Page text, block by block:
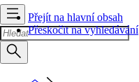
Přejít na hlavní obsah
Přeskočit na vyhledávání